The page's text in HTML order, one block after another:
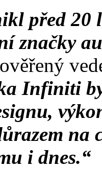
před 20
značky
Infiniti
na
i dnes.“